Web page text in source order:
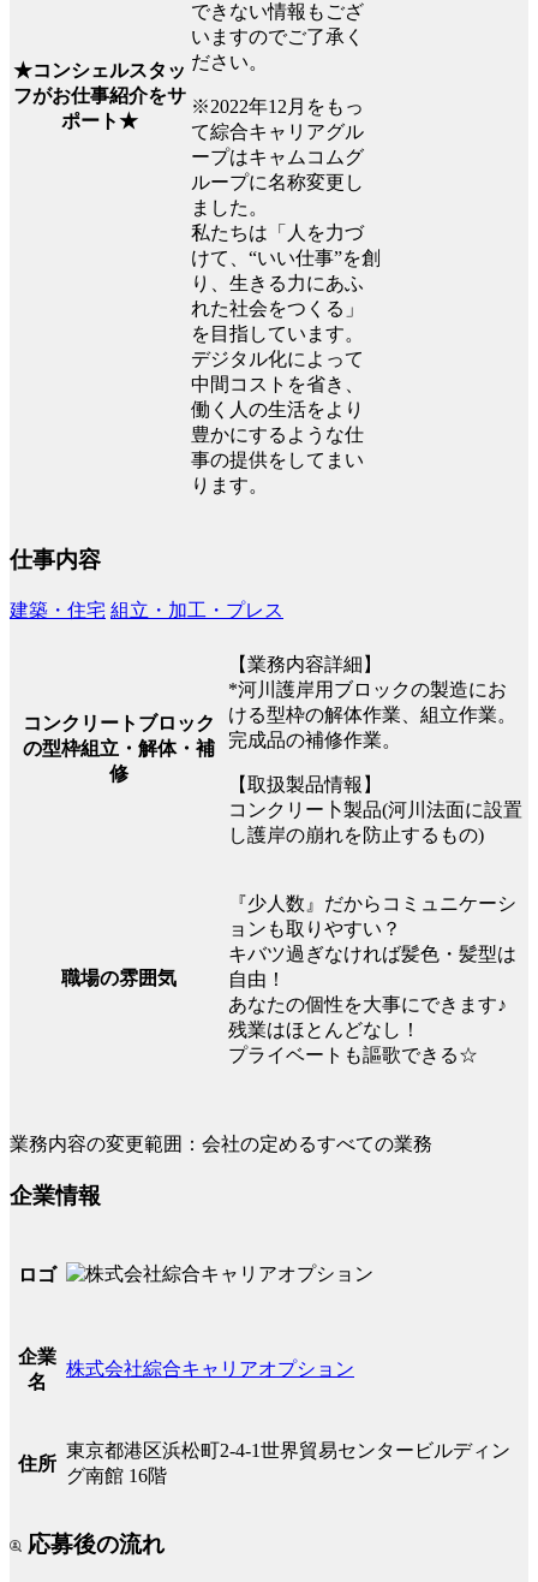
★コンシェルスタッ
フがお仕事紹介をサ
ポート★
できない情報もござ
いますのでご了承く
ださい。
※2022年12月をもっ
て綜合キャリアグル
ープはキャムコムグ
ループに名称変更し
ました。
私たちは「人を力づ
けて、“いい仕事”を創
り、生きる力にあふ
れた社会をつくる」
を目指しています。
デジタル化によって
中間コストを省き、
働く人の生活をより
豊かにするような仕
事の提供をしてまい
ります。
仕事内容
建築・住宅 組立・加工・プレス
コンクリートブロック
の型枠組立・解体・補
修
【業務内容詳細】
*河川護岸用ブロックの製造にお
ける型枠の解体作業、組立作業。
完成品の補修作業。
【取扱製品情報】
コンクリー卜製品(河川法面に設置
し護岸の崩れを防止するもの)
職場の雰囲気
『少人数』だからコミュニケーシ
ョンも取りやすい？
キバツ過ぎなければ髪色・髪型は
自由！
あなたの個性を大事にできます♪
残業はほとんどなし！
プライベートも謳歌できる☆
業務内容の変更範囲：会社の定めるすべての業務
企業情報
ロゴ
企業
名
株式会社綜合キャリアオプション
住所
東京都港区浜松町2-4-1世界貿易センタービルディン
グ南館 16階
応募後の流れ